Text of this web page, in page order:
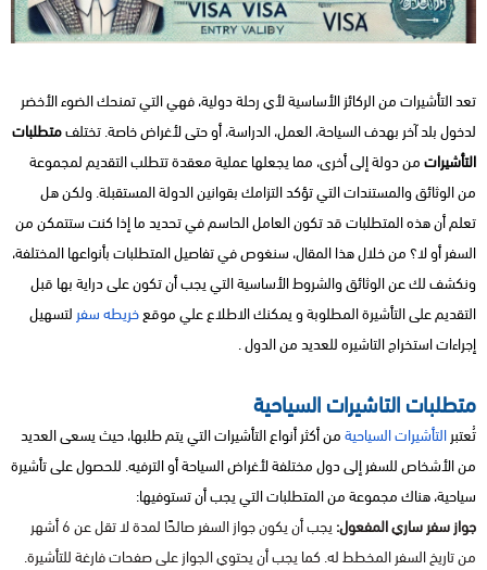
تعد التأشيرات من الركائز الأساسية لأي رحلة دولية، فهي التي تمنحك الضوء الأخضر
لدخول بلد آخر بهدف السياحة، العمل، الدراسة، أو حتى لأغراض خاصة. تختلفمتطلبات
التأشيراتمن دولة إلى أخرى، مما يجعلها عملية معقدة تتطلب التقديم لمجموعة
من الوثائق والمستندات التي تؤكد التزامك بقوانين الدولة المستقبلة. ولكن هل
تعلم أن هذه المتطلبات قد تكون العامل الحاسم في تحديد ما إذا كنت ستتمكن من
السفر أو لا؟ من خلال هذا المقال، سنغوص في تفاصيل المتطلبات بأنواعها المختلفة،
ونكشف لك عن الوثائق والشروط الأساسية التي يجب أن تكون على دراية بها قبل
التقديم على التأشيرة المطلوبة و يمكنك الاطلاع علي موقعخريطه سفر لتسهيل
إجراءات استخراج التاشيره للعديد من الدول .
متطلبات التاشيرات السياحية
تُعتبرالتأشيرات السياحيةمن أكثر أنواع التأشيرات التي يتم طلبها، حيث يسعى العديد
من الأشخاص للسفر إلى دول مختلفة لأغراض السياحة أو الترفيه. للحصول على تأشيرة
سياحية، هناك مجموعة من المتطلبات التي يجب أن تستوفيها:
جواز سفر ساري المفعول:
يجب أن يكون جواز السفر صالحًا لمدة لا تقل عن 6 أشهر
من تاريخ السفر المخطط له. كما يجب أن يحتوي الجواز على صفحات فارغة للتأشيرة.